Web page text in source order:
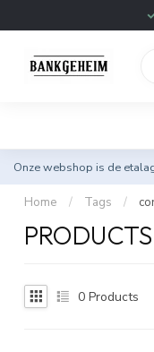
Onze webshop is de
Home / Tags /
0 Products